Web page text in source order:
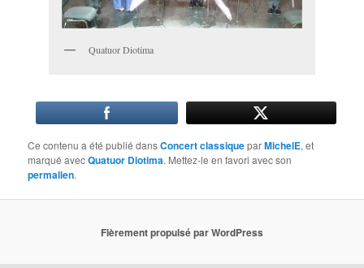
Quatuor Diotima
Ce contenu a été publié dansConcert classiqueparMichelE, et
marqué avecQuatuor Diotima. Mettez-le en favori avec son
permalien.
Fièrement propulsé par WordPress